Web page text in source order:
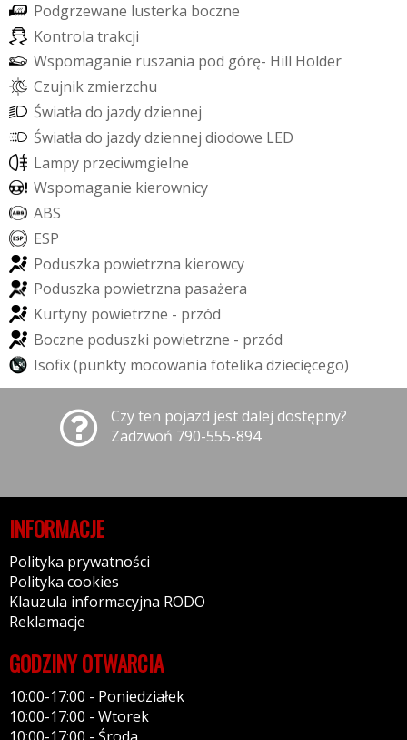
Podgrzewane lusterka boczne
Kontrola trakcji
Wspomaganie ruszania pod górę- Hill Holder
Czujnik zmierzchu
Światła do jazdydziennej
Światła do jazdydziennej diodowe LED
Lampy przeciwmgielne
Wspomaganie kierownicy
ABS
ESP
Poduszka powietrzna kierowcy
Poduszka powietrzna pasażera
Kurtyny powietrzne - przód
Boczne poduszki powietrzne - przód
Isofx(punkty mocowania fotelika dziecięcego)
Czy ten pojazd jest dalej dostępny?
Zadzwoń 790-555-894
INFORMACJE
Polityka prywatności
Polityka cookies
Klauzula informacyjna RODO
Reklamacje
GODZINY OTWARCIA
10:00-17:00 - Poniedziałek
10:00-17:00 - Wtorek